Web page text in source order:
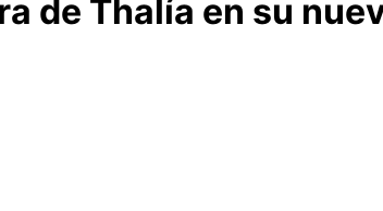
de Thalía en su